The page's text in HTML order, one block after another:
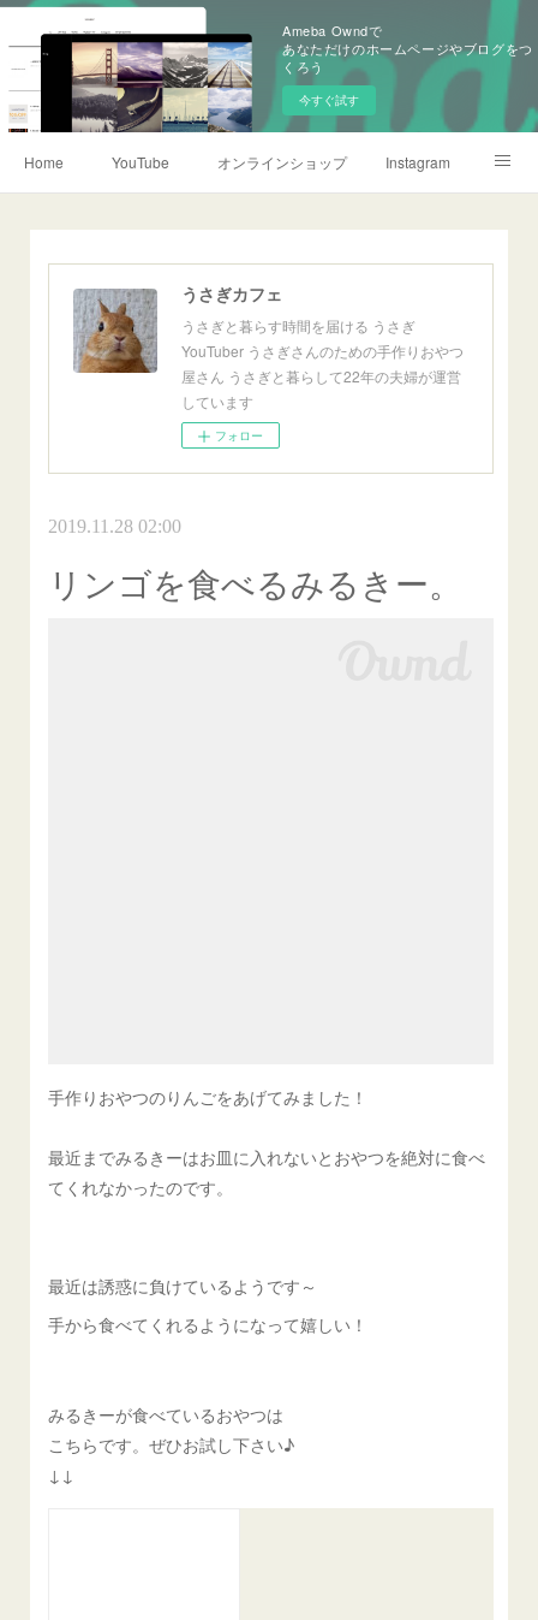
Ameba Owndで
あなただけのホームページやブログをつ
くろう
今すぐ試す
Home YouTube オンラインショップ Instagram
うさぎカフェ
うさぎと暮らす時間を届ける うさぎ
YouTuber うさぎさんのための手作りおやつ
屋さん うさぎと暮らして22年の夫婦が運営
しています
フォロー
2019.11.28 02:00
リンゴを食べるみるきー。
手作りおやつのりんごをあげてみました！
最近までみるきーはお皿に入れないとおやつを絶対に食べ
てくれなかったのです。
最近は誘惑に負けているようです～
手から食べてくれるようになって嬉しい！
みるきーが食べているおやつは
こちらです。ぜひお試し下さい♪
↓↓